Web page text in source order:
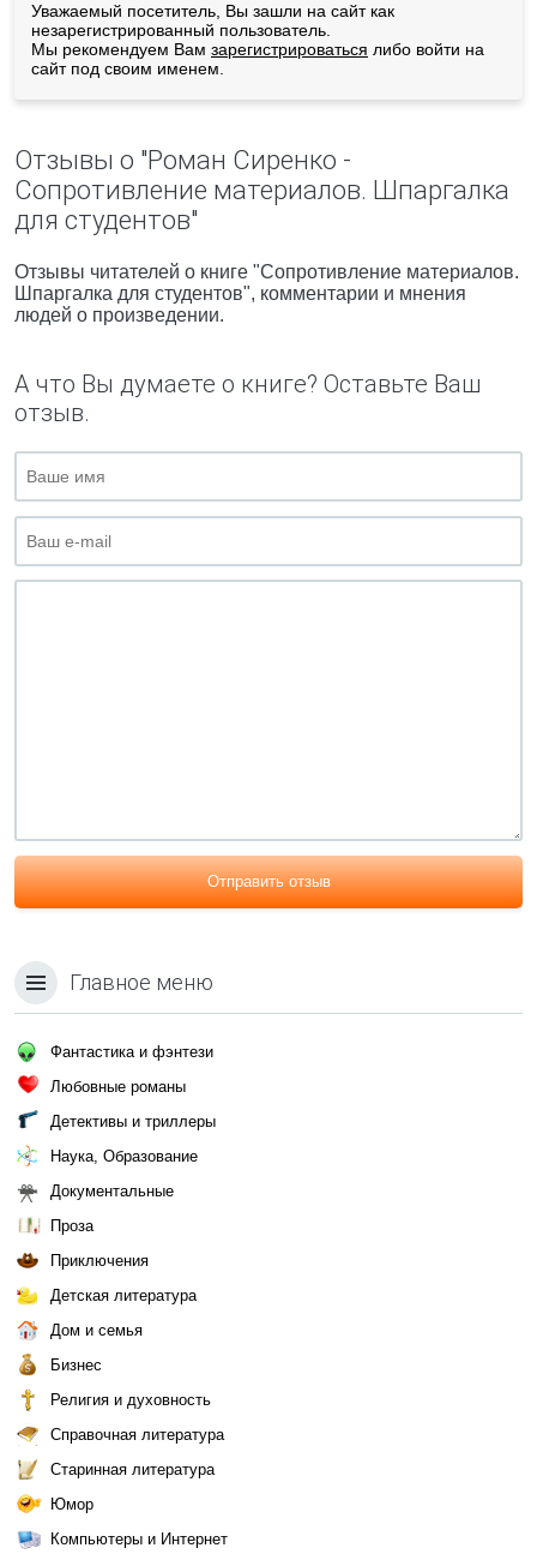
Уважаемый посетитель, Вы зашли на сайт как
незарегистрированный пользователь.
Мы рекомендуем Вам зарегистрироваться либо войти на
сайт под своим именем.
Отзывы о "Роман Сиренко -
Сопротивление материалов. Шпаргалка
для студентов"
Отзывы читателей о книге "Сопротивление материалов.
Шпаргалка для студентов", комментарии и мнения
людей о произведении.
А что Вы думаете о книге? Оставьте Ваш
отзыв.
Отправить отзыв
Главное меню
Фантастика и фэнтези
Любовные романы
Детективы и триллеры
Наука, Образование
Документальные
Проза
Приключения
Детская литература
Дом и семья
Бизнес
Религия и духовность
Справочная литература
Старинная литература
Юмор
Компьютеры и Интернет